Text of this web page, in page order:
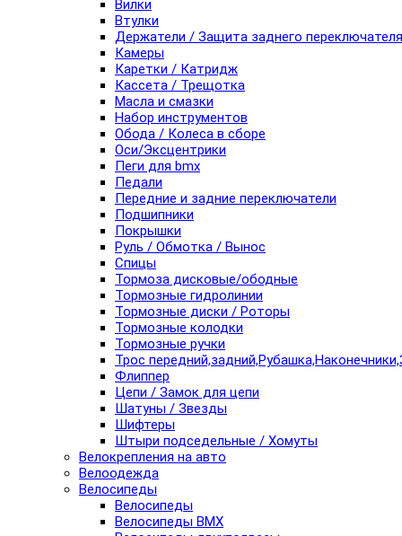
Вилки
Втулки
Держатели / Защита заднего переключателя
Камеры
Каретки / Катридж
Кассета / Трещотка
Масла и смазки
Набор инструментов
Обода / Колеса в сборе
Оси/Эксцентрики
Пеги для bmx
Педали
Передние и задние переключатели
Подшипники
Покрышки
Руль / Обмотка / Вынос
Спицы
Тормоза дисковые/ободные
Тормозные гидролинии
Тормозные диски / Роторы
Тормозные колодки
Тормозные ручки
Трос
Флиппер
Цепи / Замок для цепи
Шатуны / Звезды
Шифтеры
Штыри подседельные / Хомуты
Велокрепления на авто
Велоодежда
Велосипеды
Велосипеды
Велосипеды BMX